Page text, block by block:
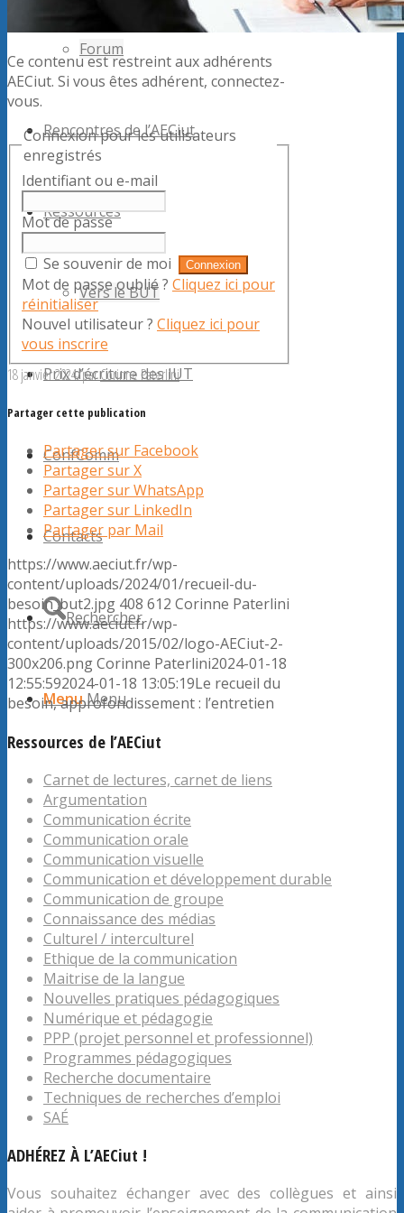
Forum
Rencontres de l’AECiut
Ressources
Vers le BUT
Prix d’écriture des IUT
ConfComm
Contacts
Rechercher
Menu Menu
Ce contenu est restreint aux adhérents
AECiut. Si vous êtes adhérent, connectez-
vous.
Connexion pour les utilisateurs
enregistrés
Identifiant ou e-mail
Mot de passe
Se souvenir de moi
Mot de passe oublié ? Cliquez ici pour
réinitialiser
Nouvel utilisateur ? Cliquez ici pour
vous inscrire
18 janvier 2024/parCorinne Paterlini
Partager cette publication
Partager sur Facebook
Partager sur X
Partager sur WhatsApp
Partager sur LinkedIn
Partager par Mail
https://www.aeciut.fr/wp-
content/uploads/2024/01/recueil-du-
besoin_but2.jpg 408 612 Corinne Paterlini
https://www.aeciut.fr/wp-
content/uploads/2015/02/logo-AECiut-2-
300x206.pngCorinne Paterlini2024-01-18
12:55:592024-01-18 13:05:19Le recueil du
besoin, approfondissement : l’entretien
Ressources de l’AECiut
Carnet de lectures, carnet de liens
Argumentation
Communication écrite
Communication orale
Communication visuelle
Communication et développement durable
Communication de groupe
Connaissance des médias
Culturel / interculturel
Ethique de la communication
Maitrise de la langue
Nouvelles pratiques pédagogiques
Numérique et pédagogie
PPP (projet personnel et professionnel)
Programmes pédagogiques
Recherche documentaire
Techniques de recherches d’emploi
SAÉ
ADHÉREZ À L’AECiut !
Vous souhaitez échanger avec des collègues et ainsi